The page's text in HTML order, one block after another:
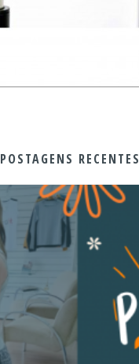
POSTAGENS RECENTES